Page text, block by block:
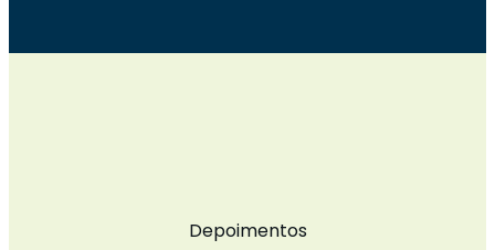
Depoimentos